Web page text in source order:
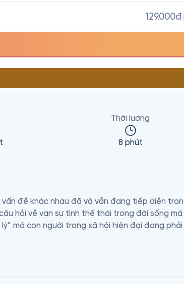
129.000đ
Thời lượng
8 phút
vấn đề khác nhau đã và vẫn đang tiếp diễn
hỏi về vạn sự tình thế thái trong đời sống
mà con người trong xã hội hiện đại đang phải